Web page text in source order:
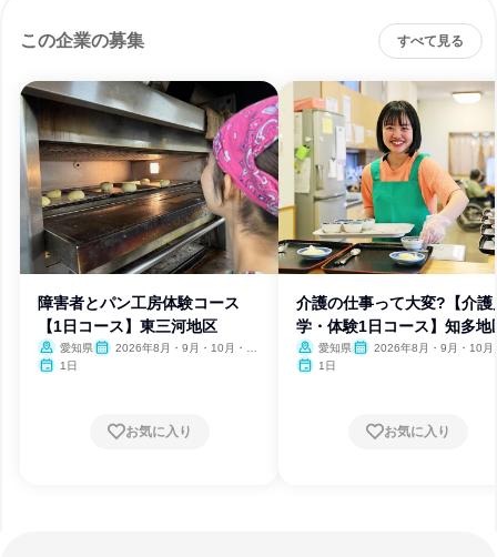
この企業の募集 すべて見る
障害者とパン工房体験コース
【1日コース】東三河地区
愛知県
2026年8月・9月・10月・11
1日
お気に入り
介護の仕事って大変?【介護
学・体験1日コース】知多地
愛知県
2026年8月・9月・10月
1日
お気に入り